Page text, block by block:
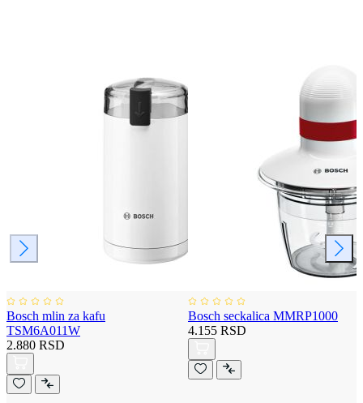
Bosch mlin za kafu
TSM6A011W
2.880 RSD
Bosch seckalica MMRP1000
4.155 RSD